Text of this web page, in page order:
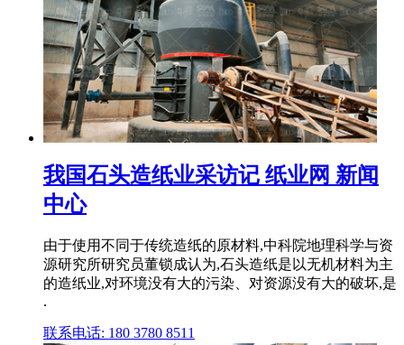
我国石头造纸业采访记 纸业网 新闻
中心
由于使用不同于传统造纸的原材料,中科院地理科学与资
源研究所研究员董锁成认为,石头造纸是以无机材料为主
的造纸业,对环境没有大的污染、对资源没有大的破坏,是
.
联系电话: 180 3780 8511